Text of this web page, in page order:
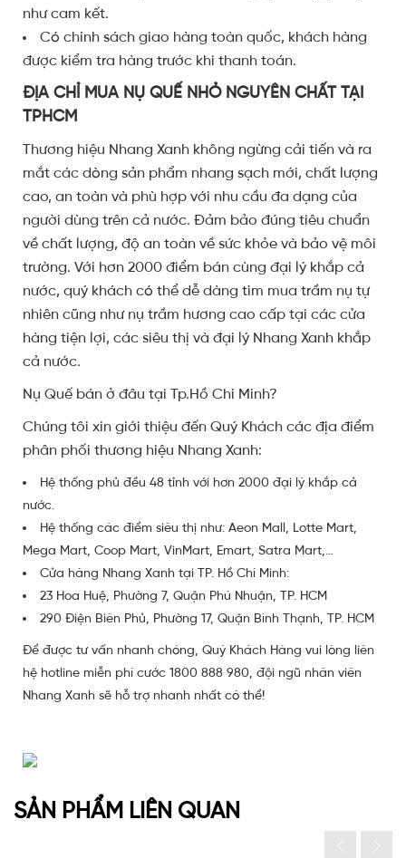
như cam kết.
Có chính sách giao hàng toàn quốc, khách hàng
được kiểm tra hàng trước khi thanh toán.
ĐỊA CHỈ MUA NỤ QUẾ NHỎ NGUYÊN CHẤT TẠI
TPHCM
Thương hiệu Nhang Xanh không ngừng cải tiến và ra
mắt các dòng sản phẩm nhang sạch mới, chất lượng
cao, an toàn và phù hợp với nhu cầu đa dạng của
người dùng trên cả nước. Đảm bảo đúng tiêu chuẩn
về chất lượng, độ an toàn về sức khỏe và bảo vệ môi
trường. Với hơn 2000 điểm bán cùng đại lý khắp cả
nước, quý khách có thể dễ dàng tìm mua trầm nụ tự
nhiên cũng như nụ trầm hương cao cấp tại các cửa
hàng tiện lợi, các siêu thị và đại lý Nhang Xanh khắp
cả nước.
Nụ Quế bán ở đâu tại Tp.Hồ Chí Minh?
Chúng tôi xin giới thiệu đến Quý Khách các địa điểm
phân phối thương hiệu Nhang Xanh:
Hệ thống phủ đều 48 tỉnh với hơn 2000 đại lý khắp cả
nước.
Hệ thống các điểm siêu thị như: Aeon Mall, Lotte Mart,
Mega Mart, Coop Mart, VinMart, Emart, Satra Mart,…
Cửa hàng Nhang Xanh tại TP. Hồ Chí Minh:
23 Hoa Huệ, Phường 7, Quận Phú Nhuận, TP. HCM
290 Điện Biên Phủ, Phường 17, Quận Bình Thạnh, TP. HCM
Để được tư vấn nhanh chóng, Quý Khách Hàng vui lòng liên
hệ hotline miễn phí cước 1800 888 980, đội ngũ nhân viên
Nhang Xanh sẽ hỗ trợ nhanh nhất có thể!
SẢN PHẨM LIÊN QUAN